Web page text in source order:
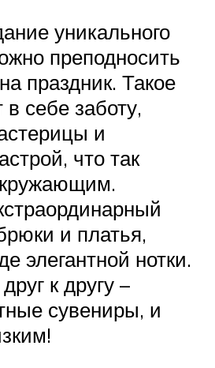
уникального
преподносить
праздник. Такое
в себе заботу,
и
что так
и платья,
элегантной нотки.
к другу –
сувениры, и